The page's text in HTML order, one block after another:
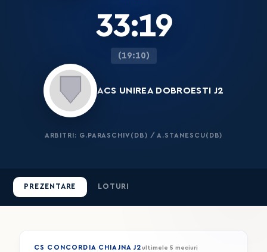
33:19
(19:10)
ACS UNIREA DOBROESTI J2
ARBITRI: G.PARASCHIV(DB) / A.STANESCU(DB)
PREZENTARE LOTURI
CS CONCORDIA CHIAJNA J2 ultimele 5 meciuri